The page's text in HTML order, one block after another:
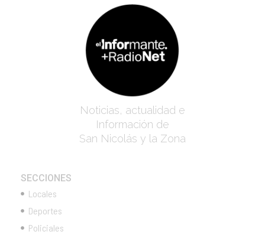
Noticias, actualidad e
Información de
San Nicolás y la Zona
SECCIONES
Locales
Deportes
Policiales